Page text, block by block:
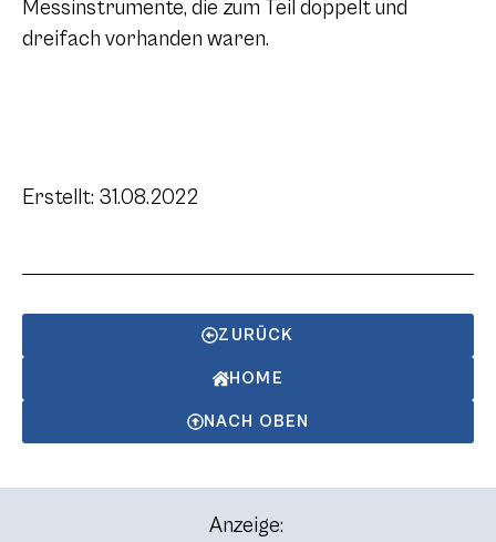
Messinstrumente, die zum Teil doppelt und
dreifach vorhanden waren.
Erstellt: 31.08.2022
ZURÜCK
HOME
NACH OBEN
Anzeige: